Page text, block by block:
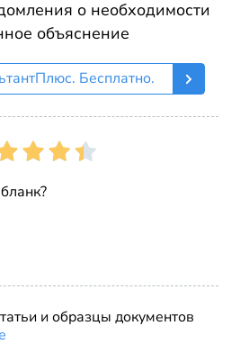
о необходимости
объяснение
Бесплатно.
и образцы документов